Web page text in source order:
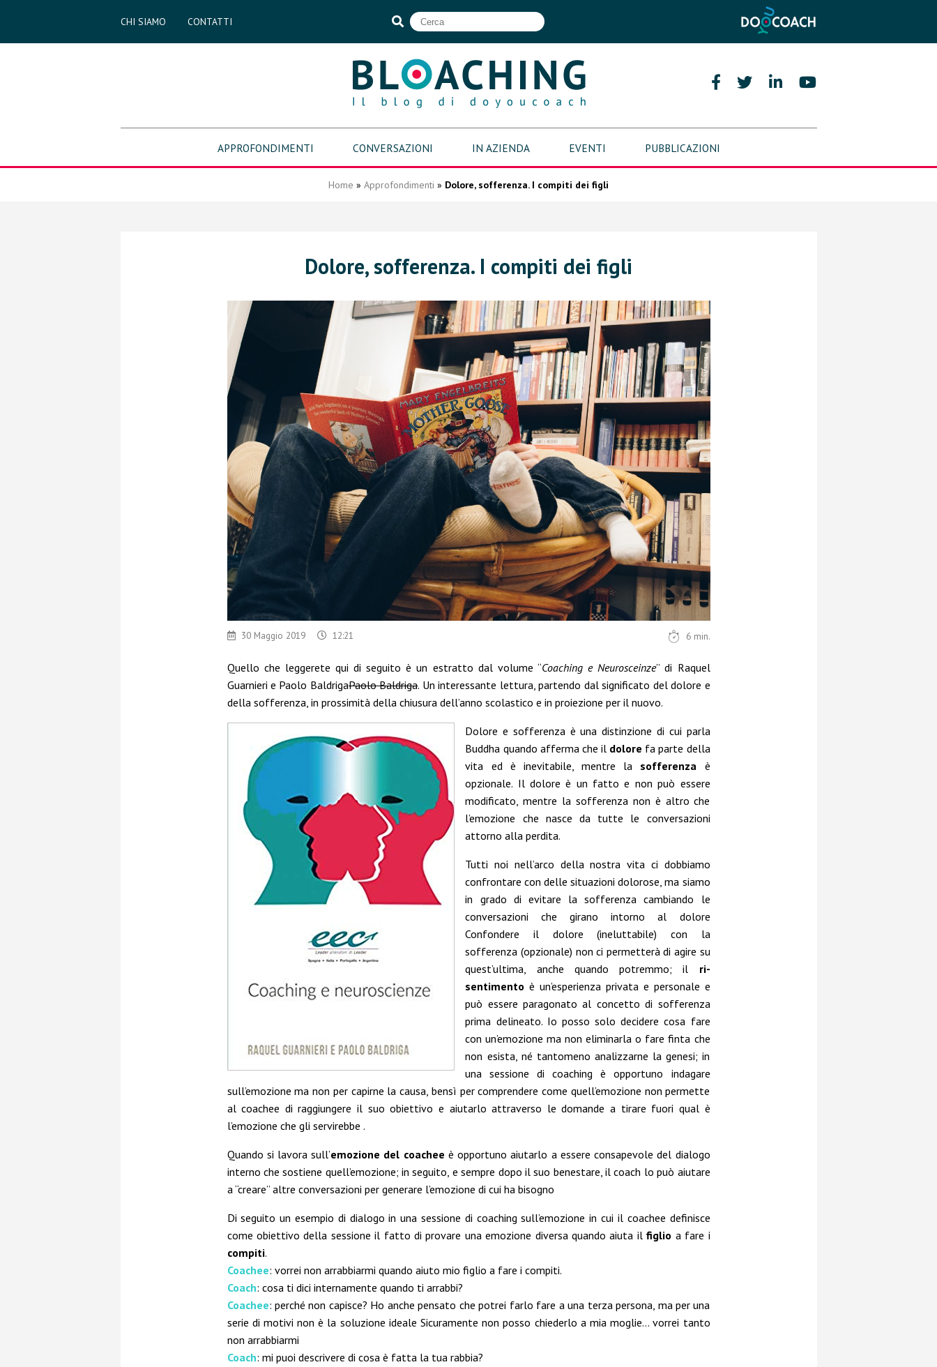
CHI SIAMO CONTATTI
APPROFONDIMENTI CONVERSAZIONI IN AZIENDA EVENTI PUBBLICAZIONI
Home » Approfondimenti » Dolore, sofferenza. I compiti dei figli
Dolore, sofferenza. I compiti dei figli
30 Maggio 2019 12:21 6 min.
Quello che leggerete qui di seguito è un estratto dal volume “Coaching e Neurosceinze” di Raquel
Guarnieri e Paolo BaldrigaPaolo Baldriga. Un interessante lettura, partendo dal significato del dolore e
della sofferenza, in prossimità della chiusura dell’anno scolastico e in proiezione per il nuovo.
Dolore e sofferenza è una distinzione di cui parla
Buddha quando afferma che il dolore fa parte della
vita ed è inevitabile, mentre la sofferenza è
opzionale. Il dolore è un fatto e non può essere
modificato, mentre la sofferenza non è altro che
l’emozione che nasce da tutte le conversazioni
attorno alla perdita.
Tutti noi nell’arco della nostra vita ci dobbiamo
confrontare con delle situazioni dolorose, ma siamo
in grado di evitare la sofferenza cambiando le
conversazioni che girano intorno al dolore
Confondere il dolore (ineluttabile) con la
sofferenza (opzionale) non ci permetterà di agire su
quest’ultima, anche quando potremmo; il ri-
sentimento è un’esperienza privata e personale e
può essere paragonato al concetto di sofferenza
prima delineato. Io posso solo decidere cosa fare
con un’emozione ma non eliminarla o fare finta che
non esista, né tantomeno analizzarne la genesi; in
una sessione di coaching è opportuno indagare
sull’emozione ma non per capirne la causa, bensì per comprendere come quell’emozione non permette
al coachee di raggiungere il suo obiettivo e aiutarlo attraverso le domande a tirare fuori qual è
l’emozione che gli servirebbe .
Quando si lavora sull’emozione del coachee è opportuno aiutarlo a essere consapevole del dialogo
interno che sostiene quell’emozione; in seguito, e sempre dopo il suo benestare, il coach lo può aiutare
a “creare” altre conversazioni per generare l’emozione di cui ha bisogno
Di seguito un esempio di dialogo in una sessione di coaching sull’emozione in cui il coachee definisce
come obiettivo della sessione il fatto di provare una emozione diversa quando aiuta ilfiglio a fare i
compiti.
Coachee: vorrei non arrabbiarmi quando aiuto mio figlio a fare i compiti.
Coach: cosa ti dici internamente quando ti arrabbi?
Coachee: perché non capisce? Ho anche pensato che potrei farlo fare a una terza persona, ma per una
serie di motivi non è la soluzione ideale Sicuramente non posso chiederlo a mia moglie… vorrei tanto
non arrabbiarmi
Coach: mi puoi descrivere di cosa è fatta la tua rabbia?